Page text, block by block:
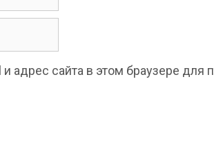
адрес сайта в этом браузере